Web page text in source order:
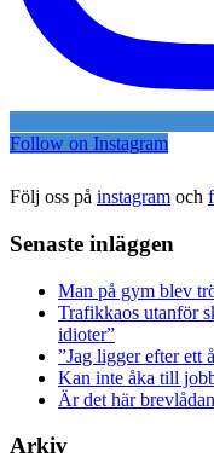
Follow on Instagram
Följ oss på instagram och
Senaste inläggen
Man på gym blev
Trafikkaos utanför
idioter”
”Jag ligger efter ett
Kan inte åka till
Är det här
Arkiv